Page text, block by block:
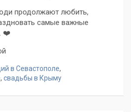
продолжают любить,
самые важные
❤️
в Севастополе,
, свадьбы в Крыму